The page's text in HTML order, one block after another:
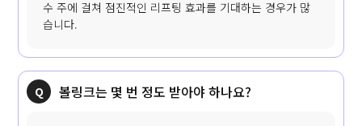
수 주에 걸쳐 점진적인 리프팅 효과를 기대하는 경우가 많
습니다.
볼링크는 몇 번 정도 받아야 하나요?